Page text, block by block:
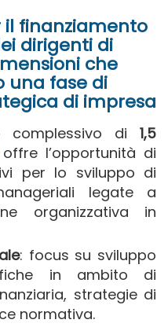
il finanziamento
dirigenti di
che
una fase di
di impresa
complessivo di 1,5
offre l’opportunità di
per lo sviluppo di
legate a
organizzativa in
: focus su sviluppo
in ambito di
strategie di
normativa.